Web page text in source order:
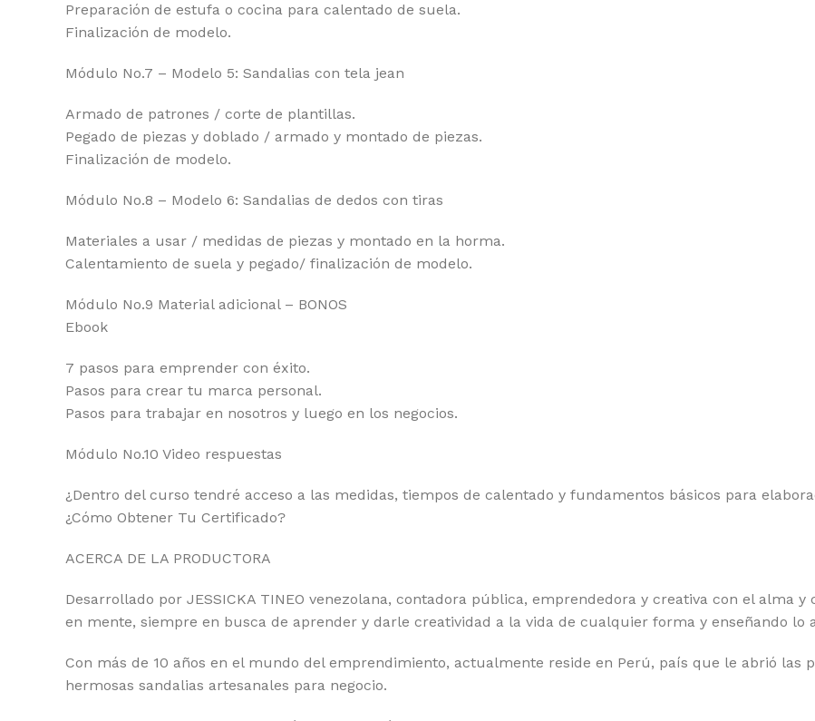
Preparación de estufa o cocina para calentado de suela.
Finalización de modelo.
Módulo No.7 – Modelo 5: Sandalias con tela jean
Armado de patrones / corte de plantillas.
Pegado de piezas y doblado / armado y montado de piezas.
Finalización de modelo.
Módulo No.8 – Modelo 6: Sandalias de dedos con tiras
Materiales a usar / medidas de piezas y montado en la horma.
Calentamiento de suela y pegado/ finalización de modelo.
Módulo No.9 Material adicional – BONOS
Ebook
7 pasos para emprender con éxito.
Pasos para crear tu marca personal.
Pasos para trabajar en nosotros y luego en los negocios.
Módulo No.10 Video respuestas
¿Dentro del curso tendré acceso a las medidas, tiempos de calentado y fundamentos básicos para
¿Cómo Obtener Tu Certificado?
ACERCA DE LA PRODUCTORA
Desarrollado por JESSICKA TINEO venezolana, contadora pública, emprendedora y creativa con el alma
en mente, siempre en busca de aprender y darle creatividad a la vida de cualquier forma y enseñando lo
Con más de 10 años en el mundo del emprendimiento, actualmente reside en Perú, país que le abrió las
hermosas sandalias artesanales para negocio.